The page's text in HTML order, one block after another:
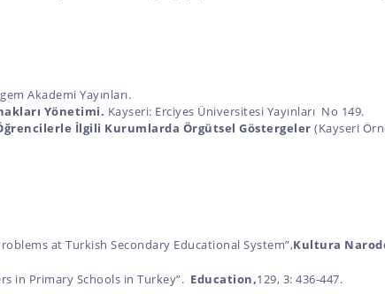
Akademi Yayınları.
Yönetimi. Kayseri: Erciyes Üniversitesi Yayınları No 149.
İlgili Kurumlarda Örgütsel Göstergeler (Kayseri
at Turkish Secondary Educational System”,Kultura
in Primary Schools in Turkey”. Education,129, 3: 436-447.